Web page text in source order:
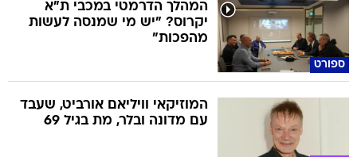
ספורט
המהלך הדרמטי במכבי ת"א
יקרוס? "יש מי שמנסה לעשות
מהפכות"
המוזיקאי וויליאם אורביט, שעבד
עם מדונה ובלר, מת בגיל 69